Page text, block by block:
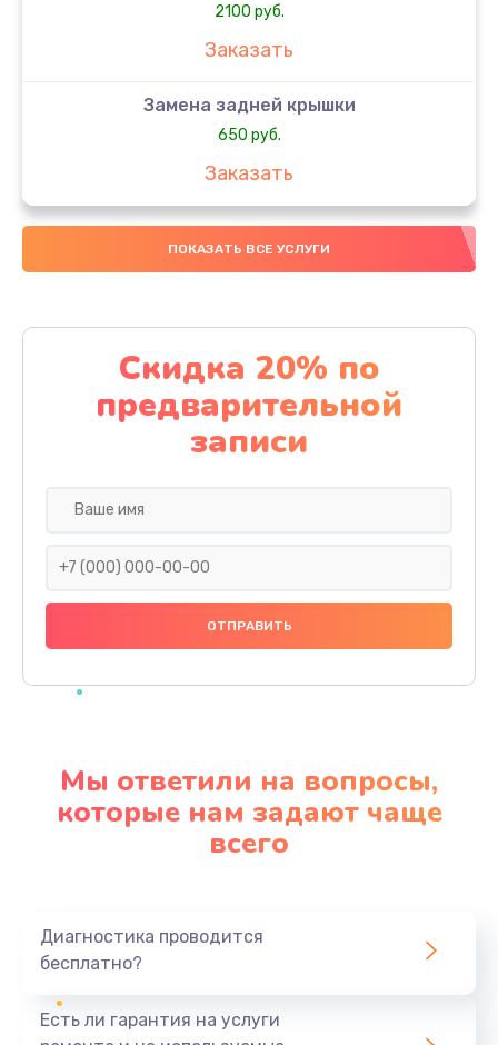
2100 руб.
Заказать
Замена задней крышки
650 руб.
Заказать
Замена аккумулятора
4000 руб.
Замена материнской платы
1100 руб.
Заказать
Замена праймера
1000 руб.
Заказать
Профилактическая чистка
Заказать
ПОКАЗАТЬ ВСЕ УСЛУГИ
Скидка 20% по
предварительной
записи
Мы ответили на вопросы,
которые нам задают чаще
всего
Диагностика проводится
бесплатно?
Есть ли гарантия на услуги